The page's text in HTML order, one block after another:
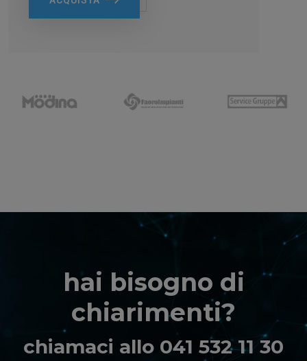
hai bisogno di
chiarimenti?
chiamaci allo 041 532 11 30